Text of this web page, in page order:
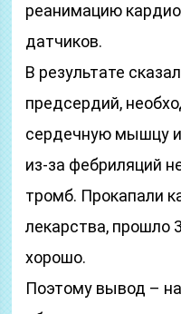
реанимацию
датчиков.
В результате
предсердий,
сердечную мышцу
из-за фебриляций
тромб. Прокапали
лекарства, прошло
хорошо.
Поэтому вывод –